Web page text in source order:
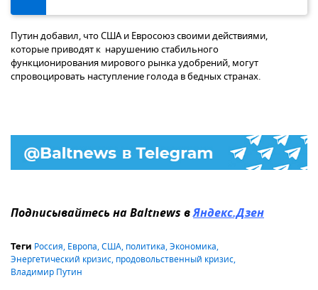
Путин добавил, что США и Евросоюз своими действиями,
которые приводят к нарушению стабильного
функционирования мирового рынка удобрений, могут
спровоцировать наступление голода в бедных странах.
Подписывайтесь на Baltnews вЯндекс.Дзен
Теги Россия, Европа,США, политика,Экономика,
Энергетический кризис, продовольственный кризис,
Владимир Путин